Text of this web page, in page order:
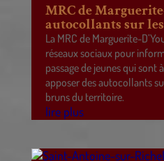
MRC de
autocollants sur
La MRC de Marguerite-
réseaux sociaux pour
passage de jeunes qui sont
apposer des autocollants
bruns du territoire.
lire plus